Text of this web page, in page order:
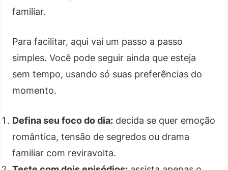
familiar.
Para facilitar, aqui vai um passo a passo
simples. Você pode seguir ainda que esteja
sem tempo, usando só suas preferências do
momento.
Defina seu foco do dia: decida se quer emoção
romântica, tensão de segredos ou drama
familiar com reviravolta.